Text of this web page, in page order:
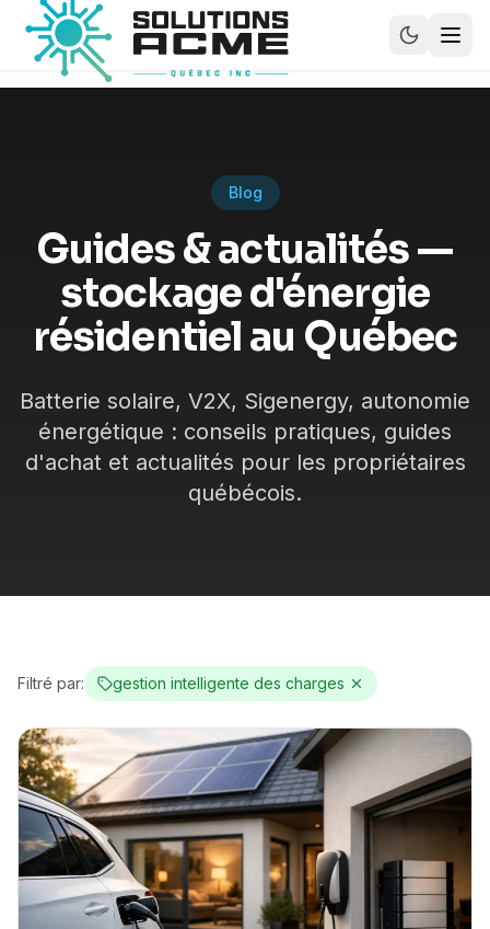
Blog
Guides & actualités —
stockage d'énergie
résidentiel au Québec
Batterie solaire, V2X, Sigenergy, autonomie
énergétique : conseils pratiques, guides
d'achat et actualités pour les propriétaires
québécois.
Filtré par: gestion intelligente des charges